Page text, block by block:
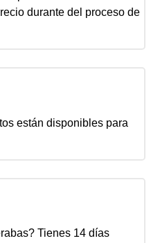
durante del proceso de
están disponibles para
Tienes 14 días